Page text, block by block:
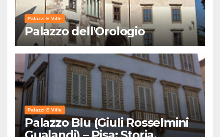
Palazzi E Ville
Palazzo dell'Orologio
Palazzi E Ville
Palazzo Blu (Giuli Rosselmini